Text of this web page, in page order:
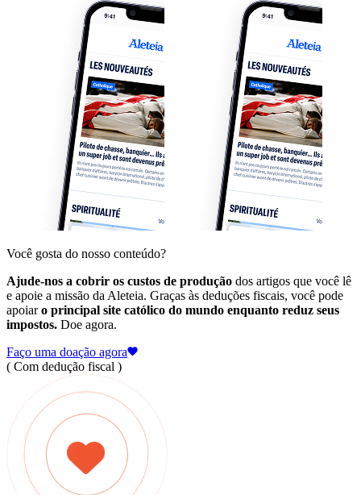
Você gosta do nosso conteúdo?
Ajude-nos a cobrir os custos de produção dos artigos que você lê
e apoie a missão da Aleteia. Graças às deduções fiscais, você pode
apoiaro principal site católico do mundo enquanto reduz seus
impostos. Doe agora.
Faço uma doação agora
( Com dedução fiscal )